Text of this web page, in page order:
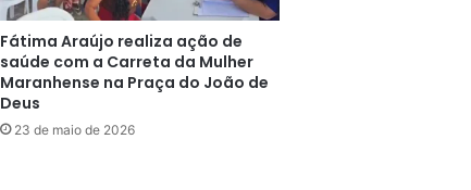
Fátima Araújo realiza ação de
saúde com a Carreta da Mulher
Maranhense na Praça do João de
Deus
23 de maio de 2026